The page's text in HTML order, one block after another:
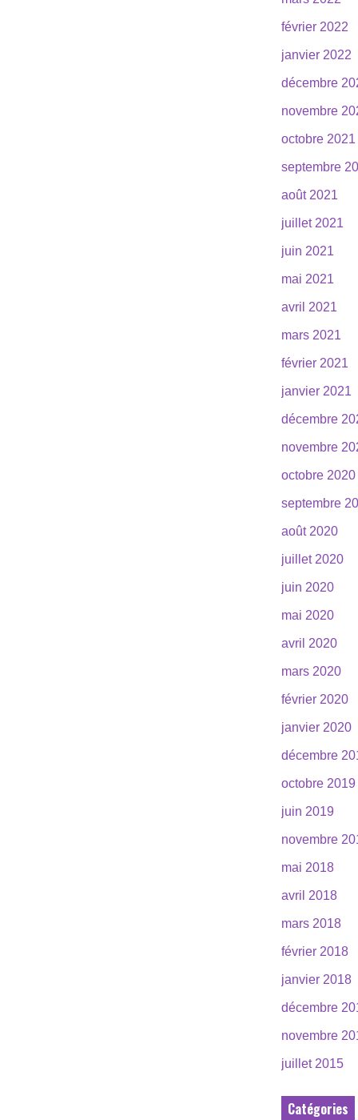
février 2022
janvier 2022
décembre
novembre
octobre 2021
septembre
août 2021
juillet 2021
juin 2021
mai 2021
avril 2021
mars 2021
février 2021
janvier 2021
décembre
novembre
octobre 2020
septembre
août 2020
juillet 2020
juin 2020
mai 2020
avril 2020
mars 2020
février 2020
janvier 2020
décembre
octobre 2019
juin 2019
novembre
mai 2018
avril 2018
mars 2018
février 2018
janvier 2018
décembre
novembre
juillet 2015
Catégories